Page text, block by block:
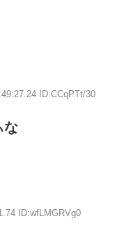
ID:CCqPTt/30
な
ID:wfLMGRVg0